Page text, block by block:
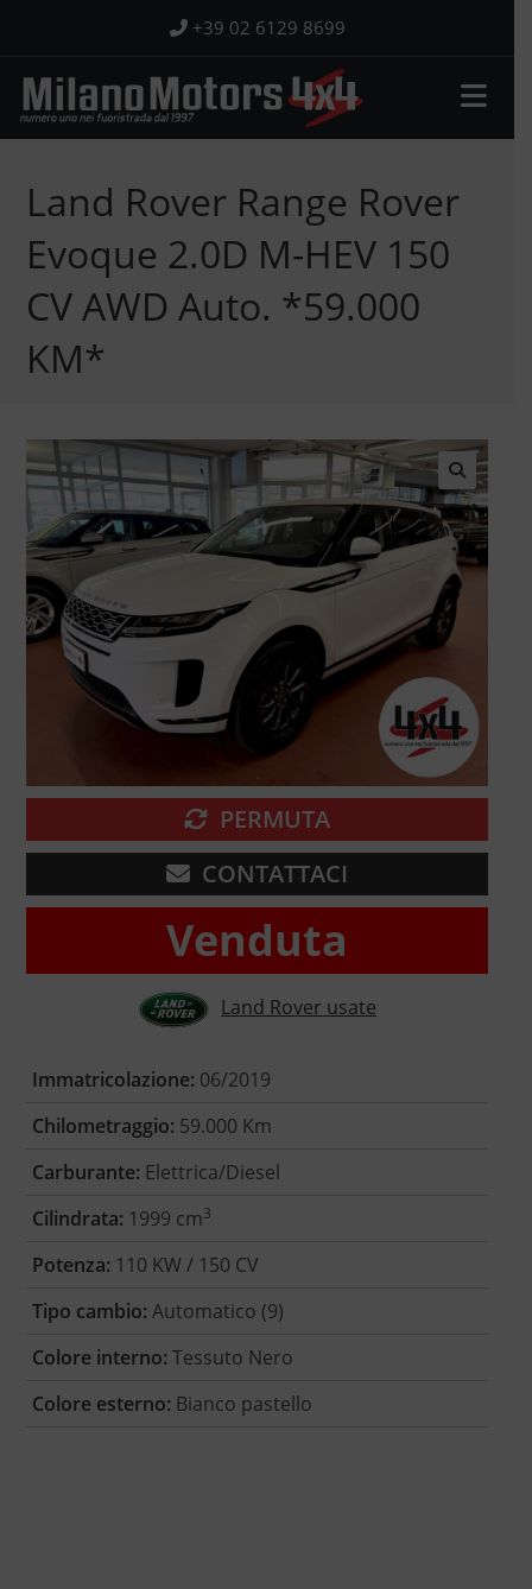
contenuto
+39 02 6129 8699
Land Rover Range Rover
Evoque 2.0D M-HEV 150
CV AWD Auto. *59.000
KM*
🔍
PERMUTA
CONTATTACI
Venduta
Land Rover usate
Immatricolazione: 06/2019
Chilometraggio: 59.000 Km
Carburante: Elettrica/Diesel
Cilindrata: 1999 cm3
Potenza: 110 KW / 150 CV
Tipo cambio: Automatico (9)
Colore interno: Tessuto Nero
Colore esterno: Bianco pastello